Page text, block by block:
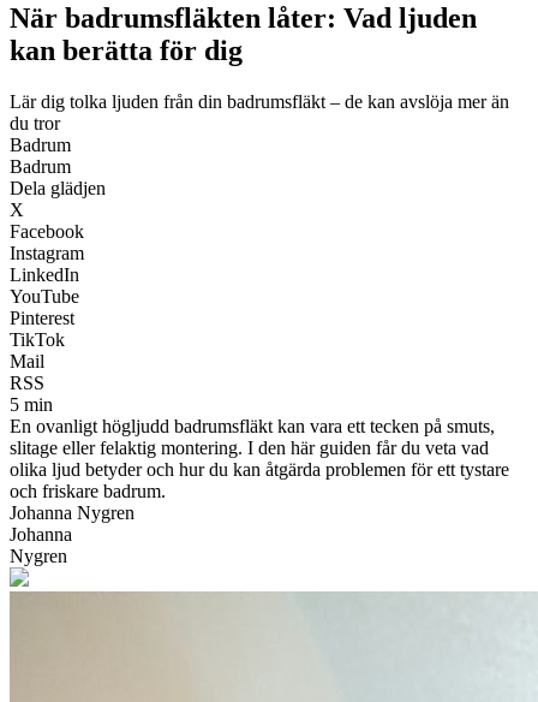
När badrumsfläkten låter: Vad ljuden
kan berätta för dig
Lär dig tolka ljuden från din badrumsfläkt – de kan avslöja mer än
du tror
Badrum
Badrum
Dela glädjen
X
Facebook
Instagram
LinkedIn
YouTube
Pinterest
TikTok
Mail
RSS
5 min
En ovanligt högljudd badrumsfläkt kan vara ett tecken på smuts,
slitage eller felaktig montering. I den här guiden får du veta vad
olika ljud betyder och hur du kan åtgärda problemen för ett tystare
och friskare badrum.
Johanna Nygren
Johanna
Nygren